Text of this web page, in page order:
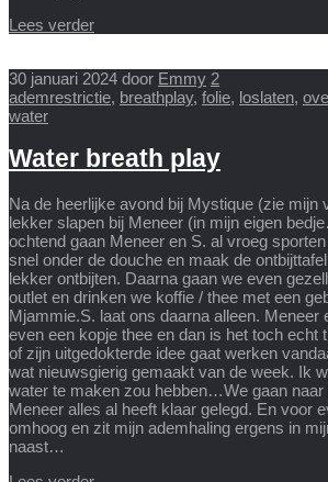
Lees verder
30 januari 2024 door Emmy 2
ademrestrictie, breathplay, folie, loslaten,
water
Water breath play
Na de heerlijke avond bij Mystique (zie mijn
lekker slapen bij Meneer (in mijn eigen
ochtend gaan Meneer en S. al vroeg
snel onder de douche en maak de
lekker ontbijten. Daarna gaan we even
outlet en drinken we koffie / thee met een
Mjammie.S. laat ons daarna alleen. Meneer
even een kopje thee en dan is het toch echt
of zijn uitgedokterde idee gaat werken
wat nieuwsgierig gemaakt van de week. Ik
water te maken zou hebben…We gaan
Meneer alles al heeft klaar gelegd. En voor
omhoog en zit mijn ademhaling ergens in
naast…